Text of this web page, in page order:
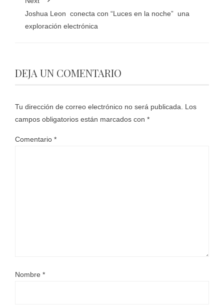
Joshua Leon conecta con “Luces en la noche” una
exploración electrónica
DEJA UN COMENTARIO
Tu dirección de correo electrónico no será publicada.
Los
campos obligatorios están marcados con *
Comentario *
Nombre *